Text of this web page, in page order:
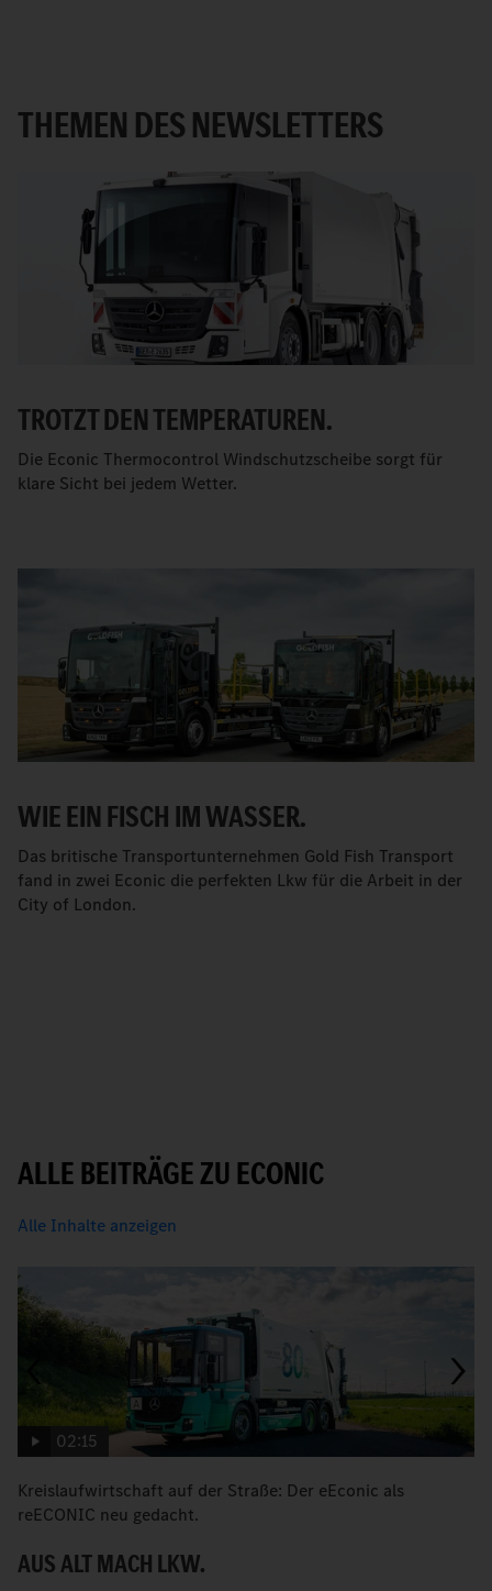
THEMEN DES NEWSLETTERS
TROTZT DEN TEMPERATUREN.
Die Econic Thermocontrol Windschutzscheibe sorgt für
klare Sicht bei jedem Wetter.
WIE EIN FISCH IM WASSER.
Das britische Transportunternehmen Gold Fish Transport
fand in zwei Econic die perfekten Lkw für die Arbeit in der
City of London.
ALLE BEITRÄGE ZU ECONIC
Alle Inhalte anzeigen
02:15
Kreislaufwirtschaft auf der Straße: Der eEconic als
reECONIC neu gedacht.
AUS ALT MACH LKW.